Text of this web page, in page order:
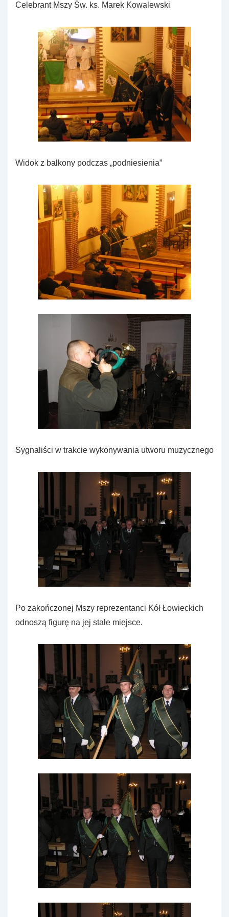
Celebrant Mszy Św. ks. Marek Kowalewski
Widok z balkony podczas „podniesienia”
Sygnaliści w trakcie wykonywania utworu muzycznego
Po zakończonej Mszy reprezentanci Kół Łowieckich
odnoszą figurę na jej stałe miejsce.